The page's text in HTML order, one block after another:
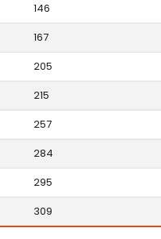
146
167
205
215
257
284
295
309